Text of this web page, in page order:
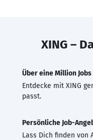
XING –
Über eine Million Jobs
Entdecke mit XING
passt.
Persönliche Job-
Lass Dich finden von